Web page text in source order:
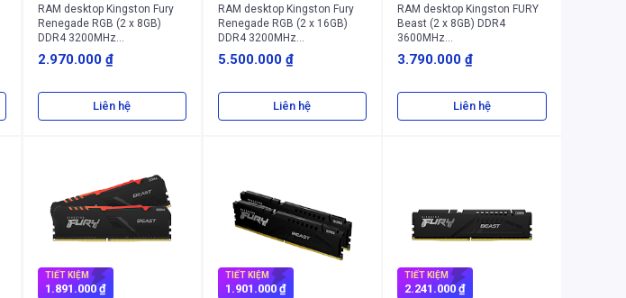
RAM desktop Kingston Fury
Renegade RGB (2 x 8GB)
DDR4 3200MHz
(KF432C16RBAK2/16)
2.970.000 ₫
Liên hệ
RAM desktop Kingston Fury
Renegade RGB (2 x 16GB)
DDR4 3200MHz
(KF432C16RB1AK2/32)
5.500.000 ₫
Liên hệ
RAM desktop Kingston FURY
Beast (2 x 8GB) DDR4
3600MHz
(KF436C17BBK2/16)
3.790.000 ₫
Liên hệ
TIẾT KIỆM
1.891.000 ₫
TIẾT KIỆM
1.901.000 ₫
TIẾT KIỆM
2.241.000 ₫